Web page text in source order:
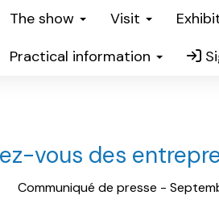
The show Visit
Practical information
vous des
Communiqué de presse -